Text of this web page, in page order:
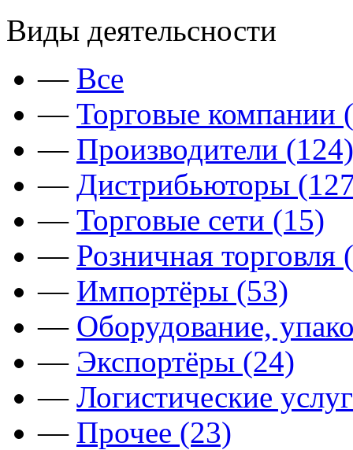
Виды деятельсности
— Все
— Торговые компании
— Производители (124)
— Дистрибьюторы
— Торговые сети (15)
— Розничная торговля
— Импортёры (53)
— Оборудование,
— Экспортёры (24)
— Логистические
— Прочее (23)